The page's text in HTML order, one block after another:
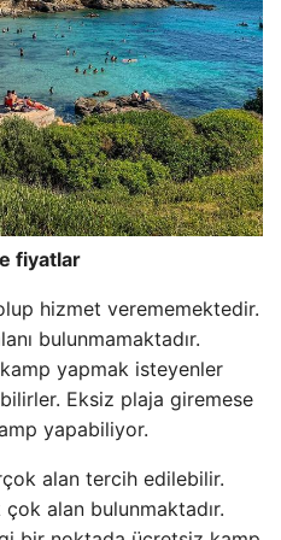
fiyatlar
hizmet verememektedir.
bulunmamaktadır.
yapmak isteyenler
Eksiz plaja giremese
yapabiliyor.
alan tercih edilebilir.
alan bulunmaktadır.